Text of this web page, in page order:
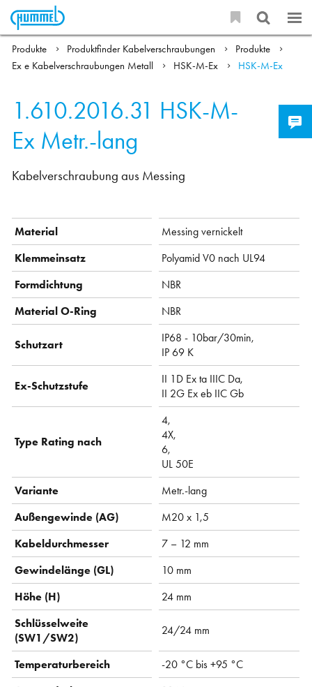
Produkte Produktfinder Kabelverschraubungen
Produkte
Ex e Kabelverschraubungen Metall
HSK-M-Ex HSK-M-Ex
1.610.2016.31 HSK-M-
Ex Metr.-lang
Kabelverschraubung aus Messing
Material
Messing vernickelt
Klemmeinsatz
Polyamid V0 nach UL94
Formdichtung
NBR
Material O-Ring
NBR
Schutzart
IP68 - 10bar/30min,
IP 69 K
Ex-Schutzstufe
II 1D Ex ta IIIC Da,
II 2G Ex eb IIC Gb
Type Rating nach
4,
4X,
6,
UL 50E
Variante
Metr.-lang
Außengewinde (AG)
M20 x 1,5
Kabeldurchmesser
7 – 12 mm
Gewindelänge (GL)
10 mm
Höhe (H)
24 mm
Schlüsselweite
(SW1/SW2)
24/24 mm
Temperaturbereich
-20 °C bis +95 °C